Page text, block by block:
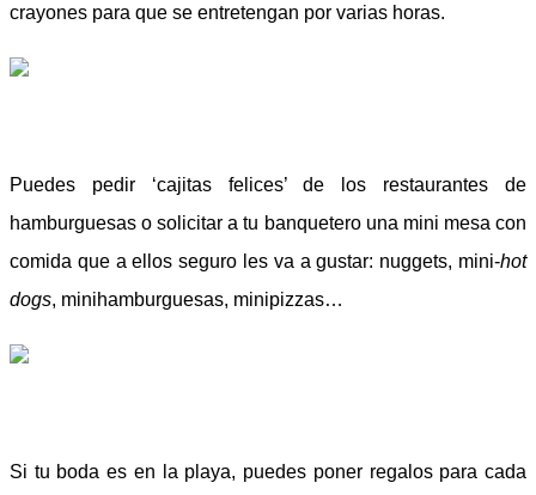
crayones para que se entretengan por varias horas.
Puedes pedir ‘cajitas felices’ de los restaurantes de
hamburguesas o solicitar a tu banquetero una mini mesa con
comida que a ellos seguro les va a gustar: nuggets, mini-hot
dogs, minihamburguesas, minipizzas…
Si tu boda es en la playa, puedes poner regalos para cada